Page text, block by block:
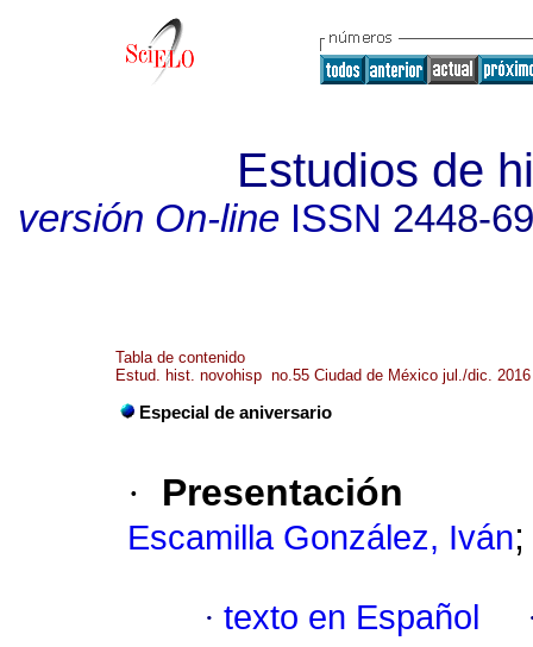
Estudios de
versión On-lineISSN 2448-
Tabla de contenido
Estud. hist. novohisp no.55 Ciudad de México jul./dic. 2016
Especial de aniversario
· Presentación
Escamilla González, Iván
· texto en Español